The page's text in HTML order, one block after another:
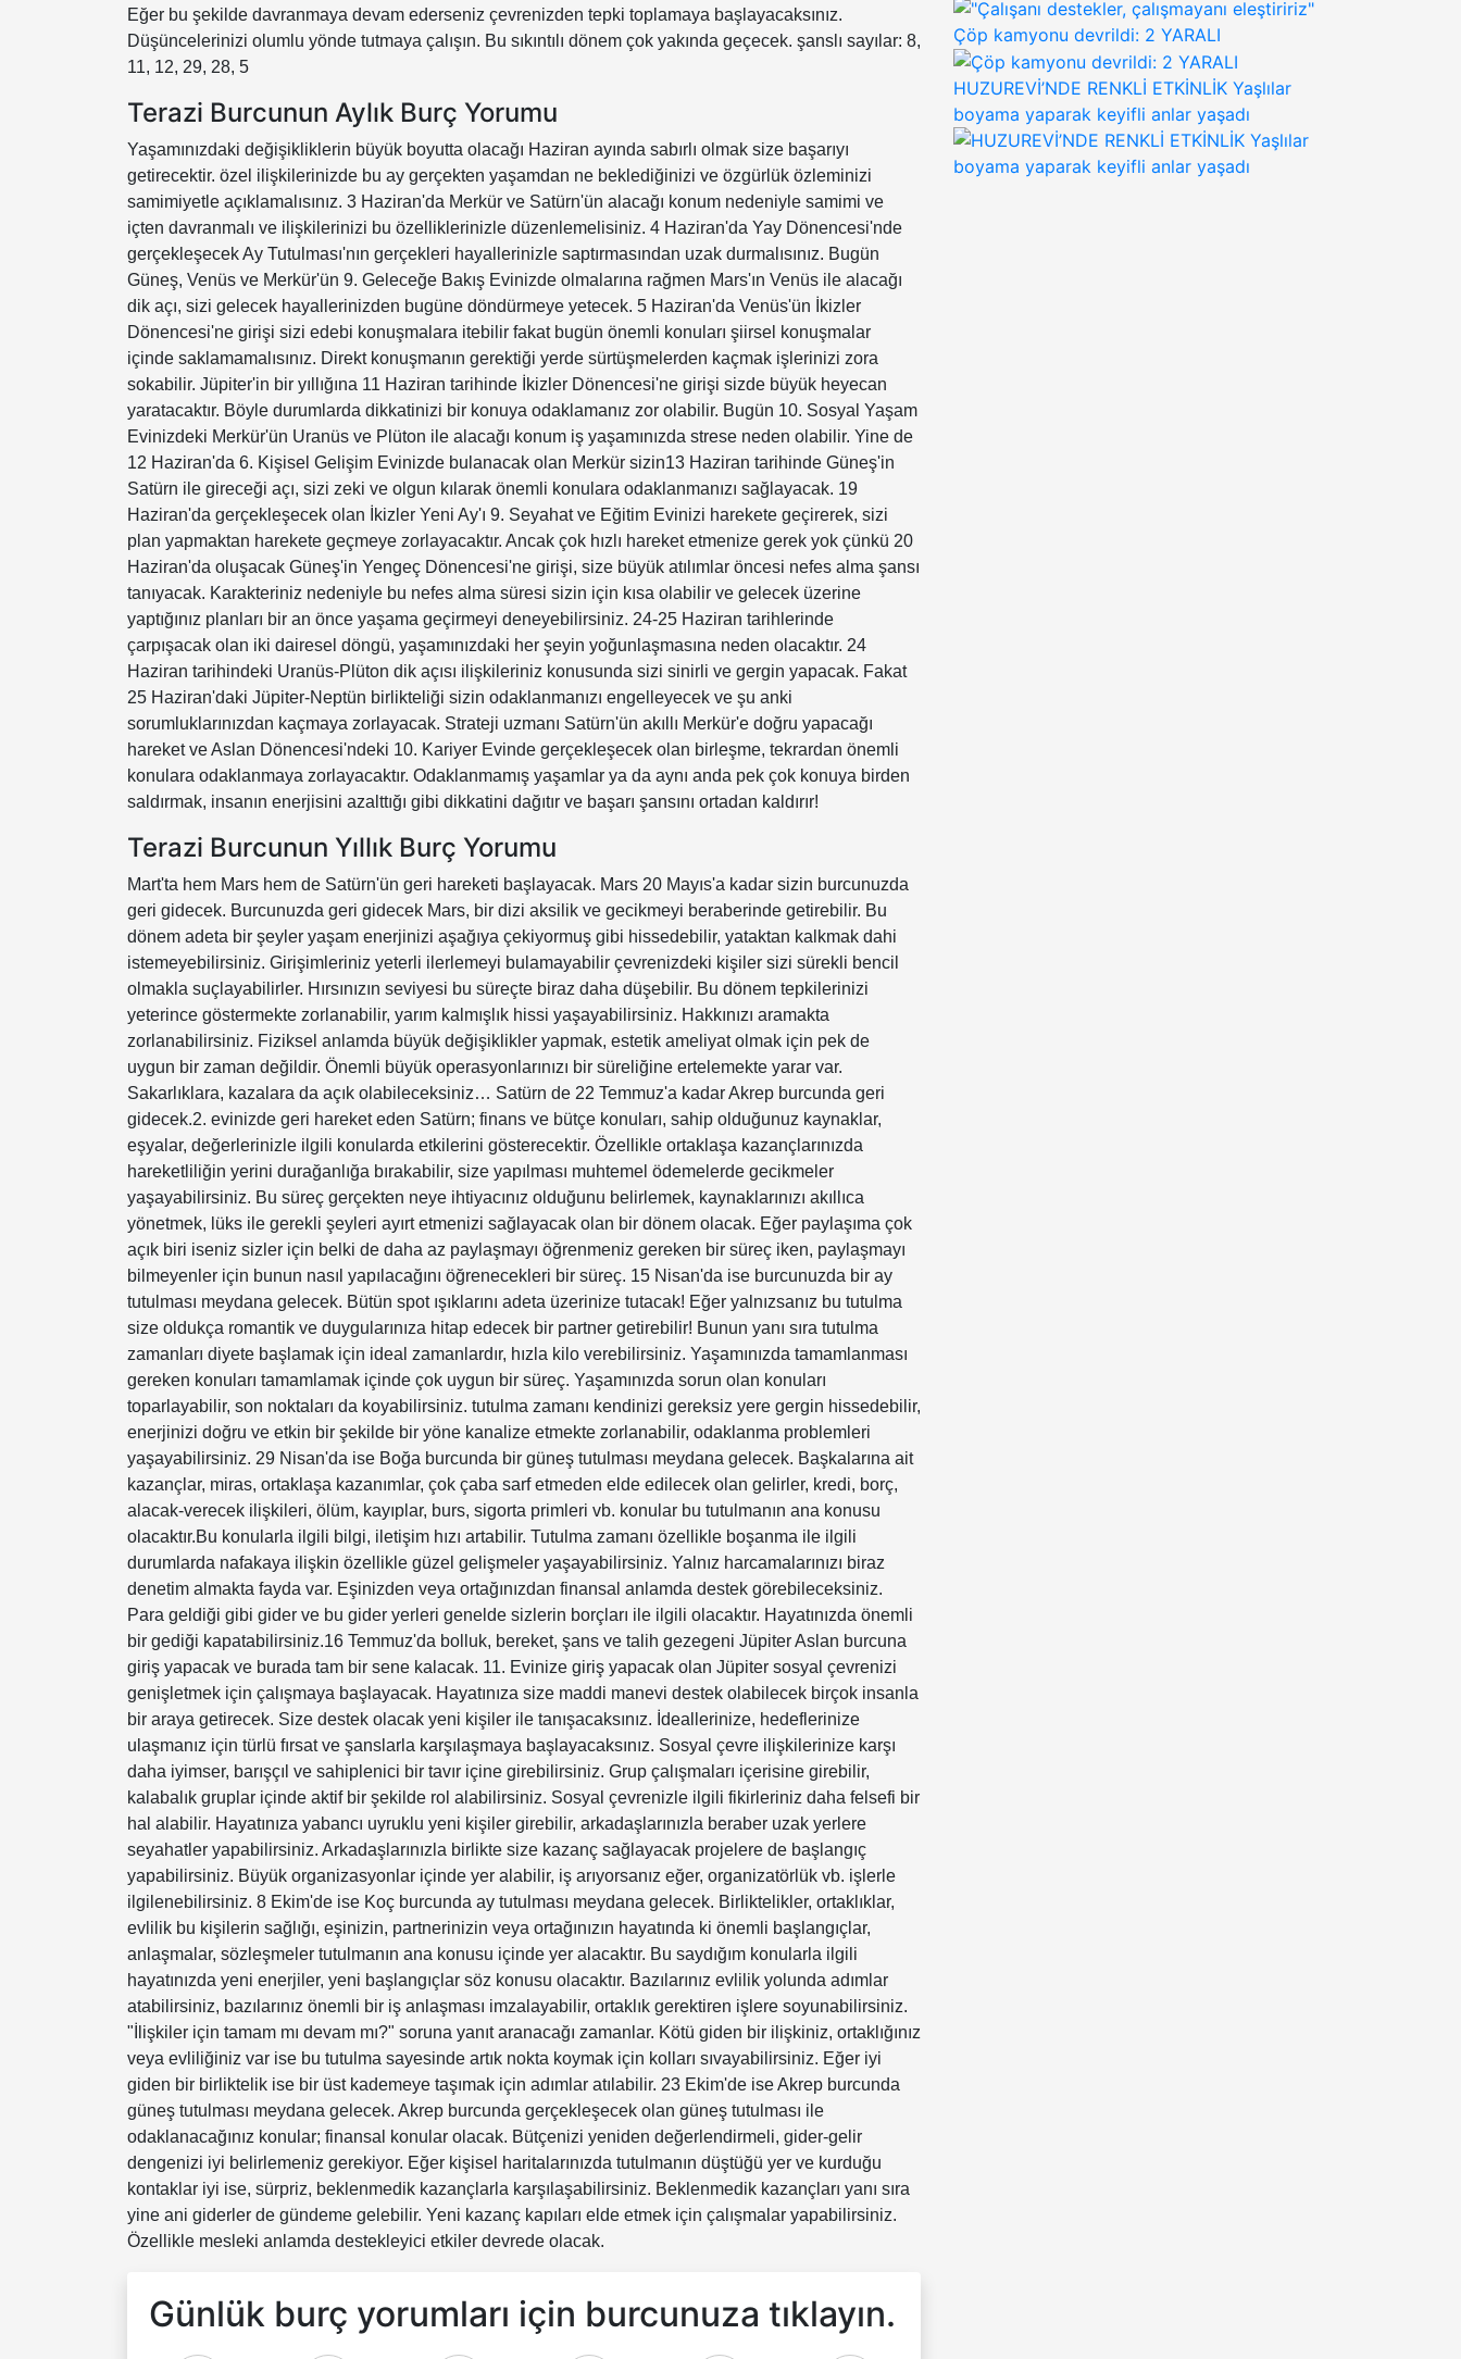
Eğer bu şekilde davranmaya devam ederseniz çevrenizden tepki toplamaya başlayacaksınız.
Düşüncelerinizi olumlu yönde tutmaya çalışın. Bu sıkıntılı dönem çok yakında geçecek. şanslı sayılar: 8,
11, 12, 29, 28, 5
Terazi Burcunun Aylık Burç Yorumu
Yaşamınızdaki değişikliklerin büyük boyutta olacağı Haziran ayında sabırlı olmak size başarıyı
getirecektir. özel ilişkilerinizde bu ay gerçekten yaşamdan ne beklediğinizi ve özgürlük özleminizi
samimiyetle açıklamalısınız. 3 Haziran'da Merkür ve Satürn'ün alacağı konum nedeniyle samimi ve
içten davranmalı ve ilişkilerinizi bu özelliklerinizle düzenlemelisiniz. 4 Haziran'da Yay Dönencesi'nde
gerçekleşecek Ay Tutulması'nın gerçekleri hayallerinizle saptırmasından uzak durmalısınız. Bugün
Güneş, Venüs ve Merkür'ün 9. Geleceğe Bakış Evinizde olmalarına rağmen Mars'ın Venüs ile alacağı
dik açı, sizi gelecek hayallerinizden bugüne döndürmeye yetecek. 5 Haziran'da Venüs'ün İkizler
Dönencesi'ne girişi sizi edebi konuşmalara itebilir fakat bugün önemli konuları şiirsel konuşmalar
içinde saklamamalısınız. Direkt konuşmanın gerektiği yerde sürtüşmelerden kaçmak işlerinizi zora
sokabilir. Jüpiter'in bir yıllığına 11 Haziran tarihinde İkizler Dönencesi'ne girişi sizde büyük heyecan
yaratacaktır. Böyle durumlarda dikkatinizi bir konuya odaklamanız zor olabilir. Bugün 10. Sosyal Yaşam
Evinizdeki Merkür'ün Uranüs ve Plüton ile alacağı konum iş yaşamınızda strese neden olabilir. Yine de
12 Haziran'da 6. Kişisel Gelişim Evinizde bulanacak olan Merkür sizin13 Haziran tarihinde Güneş'in
Satürn ile gireceği açı, sizi zeki ve olgun kılarak önemli konulara odaklanmanızı sağlayacak. 19
Haziran'da gerçekleşecek olan İkizler Yeni Ay'ı 9. Seyahat ve Eğitim Evinizi harekete geçirerek, sizi
plan yapmaktan harekete geçmeye zorlayacaktır. Ancak çok hızlı hareket etmenize gerek yok çünkü 20
Haziran'da oluşacak Güneş'in Yengeç Dönencesi'ne girişi, size büyük atılımlar öncesi nefes alma şansı
tanıyacak. Karakteriniz nedeniyle bu nefes alma süresi sizin için kısa olabilir ve gelecek üzerine
yaptığınız planları bir an önce yaşama geçirmeyi deneyebilirsiniz. 24-25 Haziran tarihlerinde
çarpışacak olan iki dairesel döngü, yaşamınızdaki her şeyin yoğunlaşmasına neden olacaktır. 24
Haziran tarihindeki Uranüs-Plüton dik açısı ilişkileriniz konusunda sizi sinirli ve gergin yapacak. Fakat
25 Haziran'daki Jüpiter-Neptün birlikteliği sizin odaklanmanızı engelleyecek ve şu anki
sorumluklarınızdan kaçmaya zorlayacak. Strateji uzmanı Satürn'ün akıllı Merkür'e doğru yapacağı
hareket ve Aslan Dönencesi'ndeki 10. Kariyer Evinde gerçekleşecek olan birleşme, tekrardan önemli
konulara odaklanmaya zorlayacaktır. Odaklanmamış yaşamlar ya da aynı anda pek çok konuya birden
saldırmak, insanın enerjisini azalttığı gibi dikkatini dağıtır ve başarı şansını ortadan kaldırır!
Terazi Burcunun Yıllık Burç Yorumu
Mart'ta hem Mars hem de Satürn'ün geri hareketi başlayacak. Mars 20 Mayıs'a kadar sizin burcunuzda
geri gidecek. Burcunuzda geri gidecek Mars, bir dizi aksilik ve gecikmeyi beraberinde getirebilir. Bu
dönem adeta bir şeyler yaşam enerjinizi aşağıya çekiyormuş gibi hissedebilir, yataktan kalkmak dahi
istemeyebilirsiniz. Girişimleriniz yeterli ilerlemeyi bulamayabilir çevrenizdeki kişiler sizi sürekli bencil
olmakla suçlayabilirler. Hırsınızın seviyesi bu süreçte biraz daha düşebilir. Bu dönem tepkilerinizi
yeterince göstermekte zorlanabilir, yarım kalmışlık hissi yaşayabilirsiniz. Hakkınızı aramakta
zorlanabilirsiniz. Fiziksel anlamda büyük değişiklikler yapmak, estetik ameliyat olmak için pek de
uygun bir zaman değildir. Önemli büyük operasyonlarınızı bir süreliğine ertelemekte yarar var.
Sakarlıklara, kazalara da açık olabileceksiniz… Satürn de 22 Temmuz'a kadar Akrep burcunda geri
gidecek.2. evinizde geri hareket eden Satürn; finans ve bütçe konuları, sahip olduğunuz kaynaklar,
eşyalar, değerlerinizle ilgili konularda etkilerini gösterecektir. Özellikle ortaklaşa kazançlarınızda
hareketliliğin yerini durağanlığa bırakabilir, size yapılması muhtemel ödemelerde gecikmeler
yaşayabilirsiniz. Bu süreç gerçekten neye ihtiyacınız olduğunu belirlemek, kaynaklarınızı akıllıca
yönetmek, lüks ile gerekli şeyleri ayırt etmenizi sağlayacak olan bir dönem olacak. Eğer paylaşıma çok
açık biri iseniz sizler için belki de daha az paylaşmayı öğrenmeniz gereken bir süreç iken, paylaşmayı
bilmeyenler için bunun nasıl yapılacağını öğrenecekleri bir süreç. 15 Nisan'da ise burcunuzda bir ay
tutulması meydana gelecek. Bütün spot ışıklarını adeta üzerinize tutacak! Eğer yalnızsanız bu tutulma
size oldukça romantik ve duygularınıza hitap edecek bir partner getirebilir! Bunun yanı sıra tutulma
zamanları diyete başlamak için ideal zamanlardır, hızla kilo verebilirsiniz. Yaşamınızda tamamlanması
gereken konuları tamamlamak içinde çok uygun bir süreç. Yaşamınızda sorun olan konuları
toparlayabilir, son noktaları da koyabilirsiniz. tutulma zamanı kendinizi gereksiz yere gergin hissedebilir,
enerjinizi doğru ve etkin bir şekilde bir yöne kanalize etmekte zorlanabilir, odaklanma problemleri
yaşayabilirsiniz. 29 Nisan'da ise Boğa burcunda bir güneş tutulması meydana gelecek. Başkalarına ait
kazançlar, miras, ortaklaşa kazanımlar, çok çaba sarf etmeden elde edilecek olan gelirler, kredi, borç,
alacak-verecek ilişkileri, ölüm, kayıplar, burs, sigorta primleri vb. konular bu tutulmanın ana konusu
olacaktır.Bu konularla ilgili bilgi, iletişim hızı artabilir. Tutulma zamanı özellikle boşanma ile ilgili
durumlarda nafakaya ilişkin özellikle güzel gelişmeler yaşayabilirsiniz. Yalnız harcamalarınızı biraz
denetim almakta fayda var. Eşinizden veya ortağınızdan finansal anlamda destek görebileceksiniz.
Para geldiği gibi gider ve bu gider yerleri genelde sizlerin borçları ile ilgili olacaktır. Hayatınızda önemli
bir gediği kapatabilirsiniz.16 Temmuz'da bolluk, bereket, şans ve talih gezegeni Jüpiter Aslan burcuna
giriş yapacak ve burada tam bir sene kalacak. 11. Evinize giriş yapacak olan Jüpiter sosyal çevrenizi
genişletmek için çalışmaya başlayacak. Hayatınıza size maddi manevi destek olabilecek birçok insanla
bir araya getirecek. Size destek olacak yeni kişiler ile tanışacaksınız. İdeallerinize, hedeflerinize
ulaşmanız için türlü fırsat ve şanslarla karşılaşmaya başlayacaksınız. Sosyal çevre ilişkilerinize karşı
daha iyimser, barışçıl ve sahiplenici bir tavır içine girebilirsiniz. Grup çalışmaları içerisine girebilir,
kalabalık gruplar içinde aktif bir şekilde rol alabilirsiniz. Sosyal çevrenizle ilgili fikirleriniz daha felsefi bir
hal alabilir. Hayatınıza yabancı uyruklu yeni kişiler girebilir, arkadaşlarınızla beraber uzak yerlere
seyahatler yapabilirsiniz. Arkadaşlarınızla birlikte size kazanç sağlayacak projelere de başlangıç
yapabilirsiniz. Büyük organizasyonlar içinde yer alabilir, iş arıyorsanız eğer, organizatörlük vb. işlerle
ilgilenebilirsiniz. 8 Ekim'de ise Koç burcunda ay tutulması meydana gelecek. Birliktelikler, ortaklıklar,
evlilik bu kişilerin sağlığı, eşinizin, partnerinizin veya ortağınızın hayatında ki önemli başlangıçlar,
anlaşmalar, sözleşmeler tutulmanın ana konusu içinde yer alacaktır. Bu saydığım konularla ilgili
hayatınızda yeni enerjiler, yeni başlangıçlar söz konusu olacaktır. Bazılarınız evlilik yolunda adımlar
atabilirsiniz, bazılarınız önemli bir iş anlaşması imzalayabilir, ortaklık gerektiren işlere soyunabilirsiniz.
"İlişkiler için tamam mı devam mı?" soruna yanıt aranacağı zamanlar. Kötü giden bir ilişkiniz, ortaklığınız
veya evliliğiniz var ise bu tutulma sayesinde artık nokta koymak için kolları sıvayabilirsiniz. Eğer iyi
giden bir birliktelik ise bir üst kademeye taşımak için adımlar atılabilir. 23 Ekim'de ise Akrep burcunda
güneş tutulması meydana gelecek. Akrep burcunda gerçekleşecek olan güneş tutulması ile
odaklanacağınız konular; finansal konular olacak. Bütçenizi yeniden değerlendirmeli, gider-gelir
dengenizi iyi belirlemeniz gerekiyor. Eğer kişisel haritalarınızda tutulmanın düştüğü yer ve kurduğu
kontaklar iyi ise, sürpriz, beklenmedik kazançlarla karşılaşabilirsiniz. Beklenmedik kazançları yanı sıra
yine ani giderler de gündeme gelebilir. Yeni kazanç kapıları elde etmek için çalışmalar yapabilirsiniz.
Özellikle mesleki anlamda destekleyici etkiler devrede olacak.
Günlük burç yorumları için burcunuza tıklayın.
Çöp kamyonu devrildi: 2 YARALI
HUZUREVİ’NDE RENKLİ ETKİNLİK Yaşlılar
boyama yaparak keyifli anlar yaşadı